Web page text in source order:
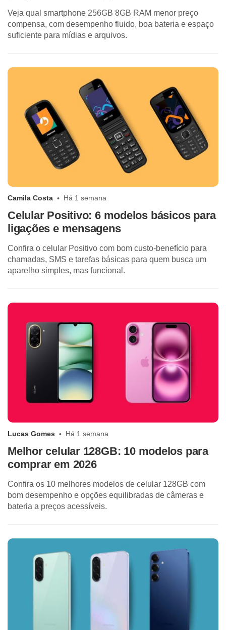
Veja qual smartphone 256GB 8GB RAM menor preço
compensa, com desempenho fluido, boa bateria e espaço
suficiente para mídias e arquivos.
Camila Costa Há 1 semana
Celular Positivo: 6 modelos básicos para
ligações e mensagens
Confira o celular Positivo com bom custo-benefício para
chamadas, SMS e tarefas básicas para quem busca um
aparelho simples, mas funcional.
Lucas Gomes Há 1 semana
Melhor celular 128GB: 10 modelos para
comprar em 2026
Confira os 10 melhores modelos de celular 128GB com
bom desempenho e opções equilibradas de câmeras e
bateria a preços acessíveis.